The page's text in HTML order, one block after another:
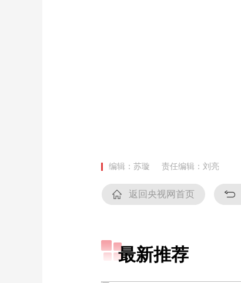
编辑：苏璇 责任编辑：刘亮
返回央视网首页
最新推荐